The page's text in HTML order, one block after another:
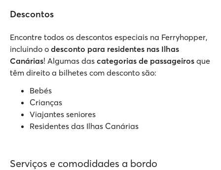
Descontos
Encontre todos os descontos especiais na Ferryhopper,
incluindo o desconto para residentes nas Ilhas
Canárias! Algumas das categorias de passageiros que
têm direito a bilhetes com desconto são:
Bebés
Crianças
Viajantes seniores
Residentes das Ilhas Canárias
Serviços e comodidades a bordo